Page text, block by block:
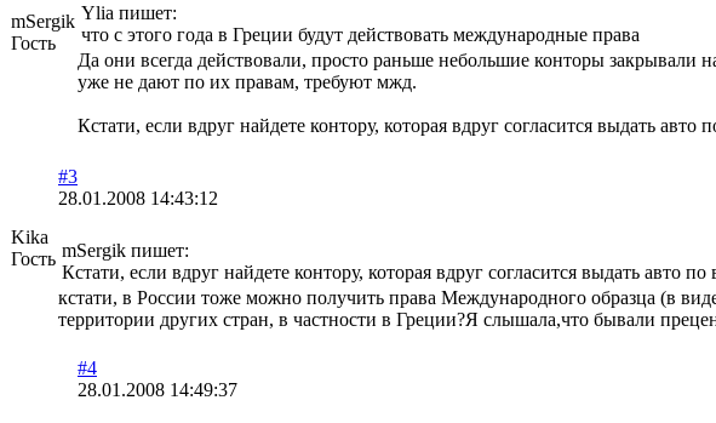
mSergik
Гость
Ylia пишет:
что с этого года в Греции будут действовать международные права
Да они всегда действовали, просто раньше небольшие конторы закрывали
уже не дают по их правам, требуют мжд.
Кстати, если вдруг найдете контору, которая вдруг согласится выдать
Kika
Гость
#3
28.01.2008 14:43:12
mSergik пишет:
Кстати, если вдруг найдете контору, которая вдруг согласится выдать
кстати, в России тоже можно получить права Международного образца (в
территории других стран, в частности в Греции?Я слышала,что бывали
#4
28.01.2008 14:49:37